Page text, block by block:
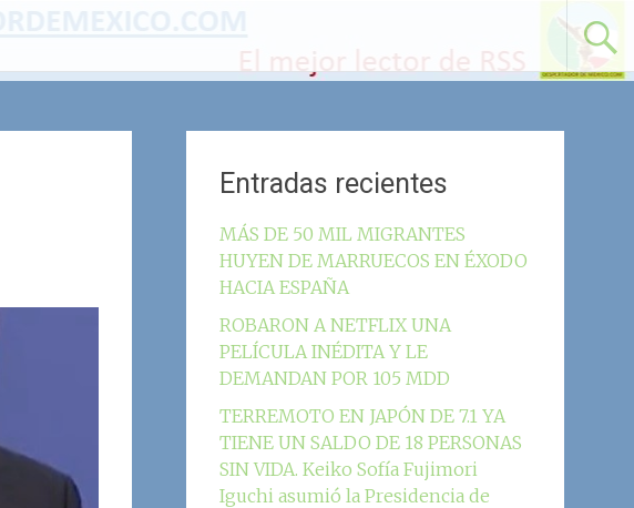
Entradas recientes
MÁS DE 50 MIL MIGRANTES
HUYEN DE MARRUECOS EN ÉXODO
HACIA ESPAÑA
ROBARON A NETFLIX UNA
PELÍCULA INÉDITA Y LE
DEMANDAN POR 105 MDD
TERREMOTO EN JAPÓN DE 7.1 YA
TIENE UN SALDO DE 18 PERSONAS
SIN VIDA. Keiko Sofía Fujimori
Iguchi asumió la Presidencia de